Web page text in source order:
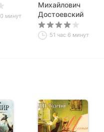
минут
Михайлович
Достоевский
51 час 6 минут